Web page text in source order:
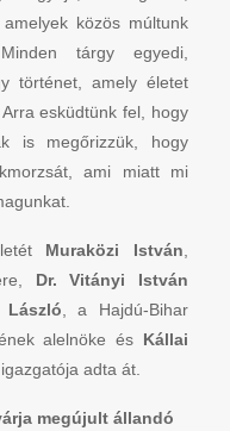
közös múltunk
tárgy egyedi,
történet, amely életet
esküdtünk fel, hogy
is megőrizzük, hogy
ami miatt mi
Muraközi István
Dr. Vitányi István
László , a Hajdú-Bihar
alelnöke és Kállai
adta át.
megújult állandó